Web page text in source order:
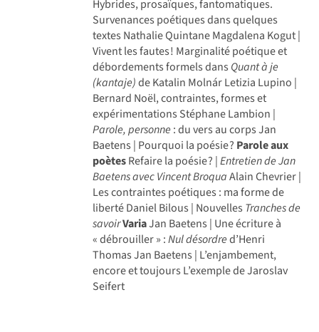
Hybrides, prosaïques, fantoma­tiques.
Survenances poétiques dans quelques
textes Nathalie Quintane Magdalena Kogut |
Vivent les fautes ! Marginalité poétique et
déborde­ments formels dans Quant à je
(kantaje)de Katalin Molnár Letizia Lupino |
Bernard Noël, contraintes, formes et
expérimentations Stéphane Lambion |
Parole, personne : du vers au corps Jan
Baetens | Pourquoi la poésie ? Parole aux
poètesRefaire la poésie ? |Entretien de Jan
Baetens avec Vincent BroquaAlain Chevrier |
Les contraintes poétiques : ma forme de
liberté Daniel Bilous | Nouvelles Tranches de
savoirVariaJan Baetens | Une écriture à
« débrouiller » :Nul désordred’Henri
Thomas Jan Baetens | L’enjambement,
encore et toujours L’exemple de Jaroslav
Seifert